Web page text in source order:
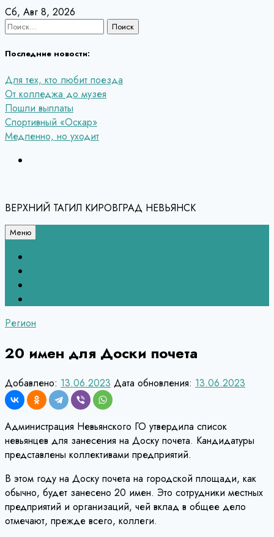
Перейти
к
Сб, Авг 8, 2026
Найти:
Последние новости:
Для тех, кто любит поезда
От колледжа до музея
Пошли выплаты
Спортивный «Оскар»
Медленно, но уходит
ВЕРХНИЙ ТАГИЛ КИРОВГРАД НЕВЬЯНСК
Меню
Регион
20 имен для Доски почета
Добавлено: 13.06.2023 Дата обновления: 13.06.2023
Администрация Невьянского ГО утвердила список
невьянцев для занесения на Доску почета. Кандидатуры
представлены коллективами предприятий.
В этом году на Доску почета на городской площади, как
обычно, будет занесено 20 имен. Это сотрудники местных
предприятий и организаций, чей вклад в общее дело
отмечают, прежде всего, коллеги.